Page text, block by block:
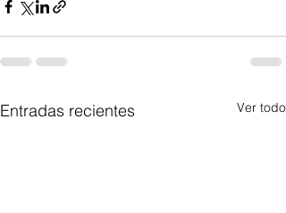
Entradas recientes Ver todo